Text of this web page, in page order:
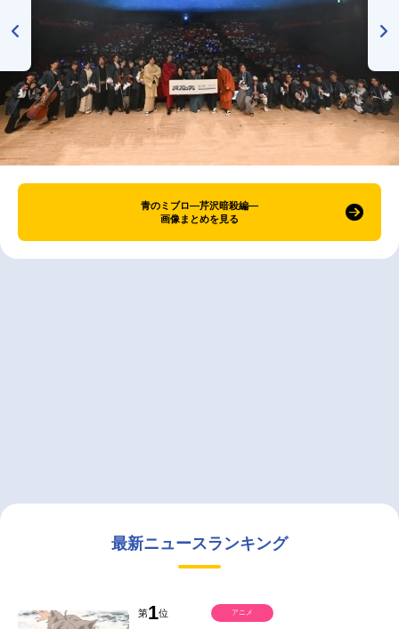
青のミブロ—芹沢暗殺編—
画像まとめを見る
最新ニュースランキング
第1位 アニメ